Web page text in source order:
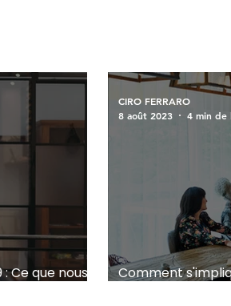
Ce que nous
Comment
CIRO FERRARO
8 août 2023
4 min de